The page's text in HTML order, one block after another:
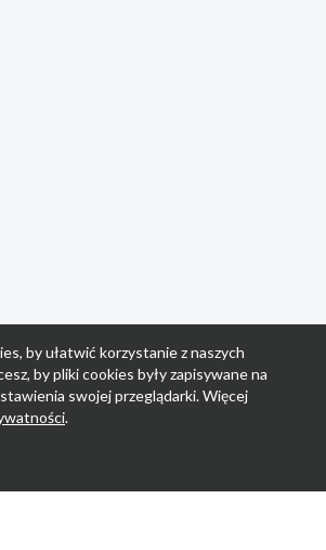
by ułatwić korzystanie z naszych
by pliki cookies były zapisywane na
swojej przeglądarki. Więcej
.